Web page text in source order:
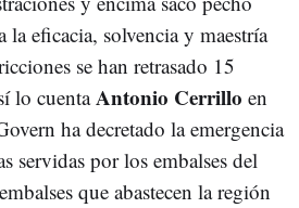
la eficacia, solvencia y maestría
se han retrasado 15
lo cuentaAntonio Cerrillo en
ha decretado la emergencia
servidas por los embalses del
que abastecen la región